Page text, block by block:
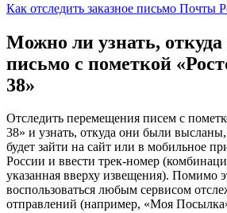
Как отследить заказное письмо Почты
Можно ли узнать, откуда
письмо с пометкой
38»
Отследить перемещения писем с
38» и узнать, откуда они были
будет зайти на сайт или в мобильное
России и ввести трек-номер
указанная вверху извещения). Помимо
воспользоваться любым сервисом
отправлений (например, «Моя